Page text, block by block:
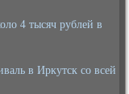
4 тысяч рублей в
в Иркутск со всей